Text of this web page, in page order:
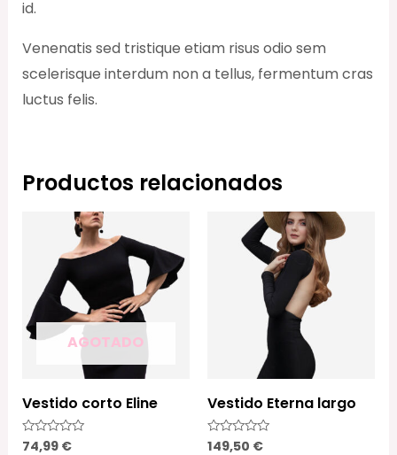
id.
Venenatis sed tristique etiam risus odio sem
scelerisque interdum non a tellus, fermentum cras
luctus felis.
Productos relacionados
AGOTADO
Vestido corto Eline
Valorado
74,99 €
Vestido Eterna largo
Valorado
149,50 €